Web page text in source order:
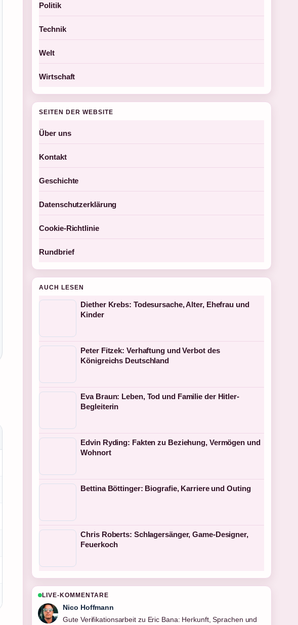
Politik
Technik
Welt
Wirtschaft
SEITEN DER WEBSITE
Über uns
Kontakt
Geschichte
Datenschutzerklärung
Cookie-Richtlinie
Rundbrief
AUCH LESEN
Diether Krebs: Todesursache, Alter, Ehefrau und
Kinder
Peter Fitzek: Verhaftung und Verbot des
Königreichs Deutschland
Eva Braun: Leben, Tod und Familie der Hitler-
Begleiterin
Edvin Ryding: Fakten zu Beziehung, Vermögen und
Wohnort
Bettina Böttinger: Biografie, Karriere und Outing
Chris Roberts: Schlagersänger, Game-Designer,
Feuerkoch
LIVE-KOMMENTARE
Nico Hoffmann
Gute Verifikationsarbeit zu Eric Bana: Herkunft, Sprachen und